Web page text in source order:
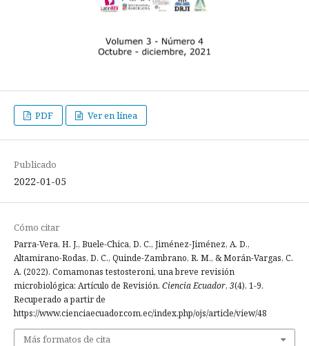
PDF Ver en línea
Publicado
2022-01-05
Cómo citar
Parra-Vera, H. J., Buele-Chica, D. C., Jiménez-Jiménez, A. D.,
Altamirano-Rodas, D. C., Quinde-Zambrano, R. M., & Morán-Vargas, C.
A. (2022). Comamonas testosteroni, una breve revisión
microbiológica: Artículo de Revisión. Ciencia Ecuador, 3(4), 1-9.
Recuperado a partir de
https://www.cienciaecuador.com.ec/index.php/ojs/article/view/48
Más formatos de cita